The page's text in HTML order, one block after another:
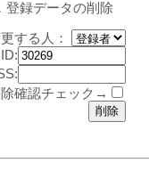
登録データの削除
する人：
ID:
確認チェック→